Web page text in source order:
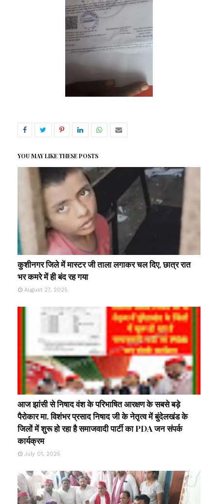
YOU MAY LIKE THESE POSTS
कुशीनगर जिले में मास्टर जी ताला लगाकर चल दिए, छात्र रात
भर कमरे में ही बंद रह गया
August 27, 2025
आज झांसी से निषाद वंश के परिभाषित आरक्षण के सबसे बड़े
पैरोकार मा. विशंभर प्रसाद निषाद जी के नेतृत्व में बुंदेलखंड के
जिलों में शुरू हो रहा है समाजवादी पार्टी का PDA जन संपर्क
कार्यक्रम
July 01, 2025